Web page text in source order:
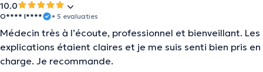
10.0
O**** I**** • 5 evaluaties
Médecin très à l’écoute, professionnel et bienveillant. Les
explications étaient claires et je me suis senti bien pris en
charge. Je recommande.